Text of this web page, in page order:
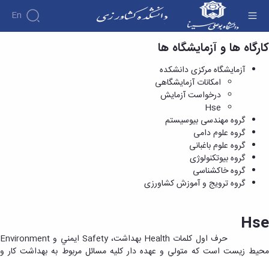
En
Hse - دانشکده کشاورزی
کارگاه ها و آزمایشگاه ها
آزمایشگاه مرکزی دانشکده
امکانات آزمایشگاهی
درخواست آزمایش
Hse
گروه مهندسی بیوسیستم
گروه علوم دامی
گروه علوم باغبانی
گروه بیوتکنولوژی
گروه خاکشناسی
گروه ترویج و آموزش کشاورزی
Hse
حرف اول كلمات Health بهداشت، Safety ايمني و Environment
محيط زيست است كه متولي و عهده دار كليه مسائل مربوط به بهداشت كار و